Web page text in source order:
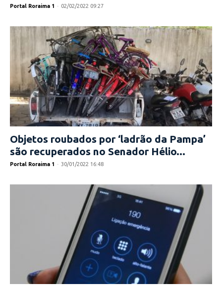
Portal Roraima 1 - 02/02/2022 09:27
Objetos roubados por ‘ladrão da Pampa’
são recuperados no Senador Hélio...
Portal Roraima 1 - 30/01/2022 16:48